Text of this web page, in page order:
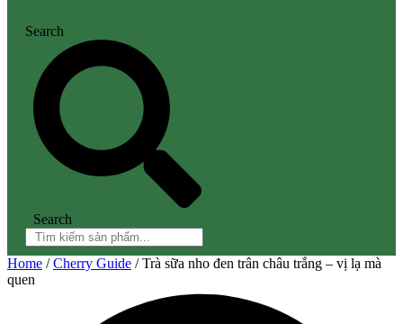
Search
Search
Home /Cherry Guide / Trà sữa nho đen trân châu trắng – vị lạ mà
quen